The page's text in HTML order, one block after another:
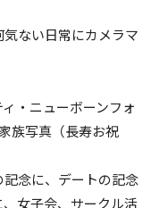
ない日常にカメラマ
・ニューボーンフォ
族写真（長寿お祝
念に、デートの記念
女子会、サークル活